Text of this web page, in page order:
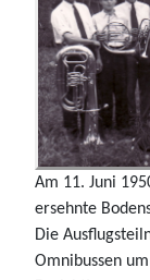
Am 11. Juni
ersehnte
Die
Omnibussen